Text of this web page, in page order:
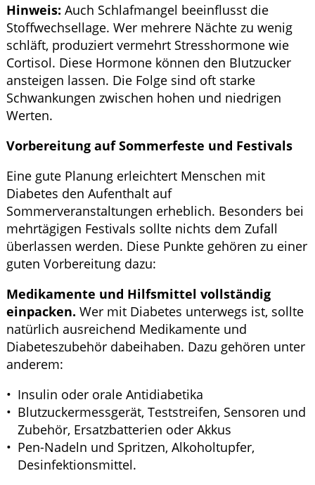
Hinweis: Auch Schlafmangel beeinflusst die
Stoffwechsellage. Wer mehrere Nächte zu wenig
schläft, produziert vermehrt Stresshormone wie
Cortisol. Diese Hormone können den Blutzucker
ansteigen lassen. Die Folge sind oft starke
Schwankungen zwischen hohen und niedrigen
Werten.
Vorbereitung auf Sommerfeste und Festivals
Eine gute Planung erleichtert Menschen mit
Diabetes den Aufenthalt auf
Sommerveranstaltungen erheblich. Besonders bei
mehrtägigen Festivals sollte nichts dem Zufall
überlassen werden. Diese Punkte gehören zu einer
guten Vorbereitung dazu:
Medikamente und Hilfsmittel vollständig
einpacken. Wer mit Diabetes unterwegs ist, sollte
natürlich ausreichend Medikamente und
Diabeteszubehör dabeihaben. Dazu gehören unter
anderem:
Insulin oder orale Antidiabetika
Blutzuckermessgerät, Teststreifen, Sensoren und
Zubehör, Ersatzbatterien oder Akkus
Pen-Nadeln und Spritzen, Alkoholtupfer,
Desinfektionsmittel.